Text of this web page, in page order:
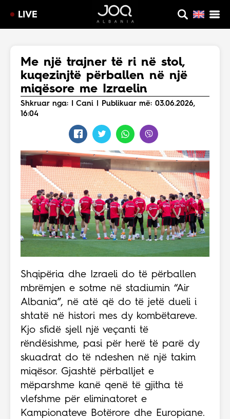
LIVE
Me një trajner të ri në stol,
kuqezinjtë përballen në një
miqësore me Izraelin
Shkruar nga: I Cani | Publikuar më: 03.06.2026,
16:04
Shqipëria dhe Izraeli do të përballen
mbrëmjen e sotme në stadiumin “Air
Albania”, në atë që do të jetë dueli i
shtatë në histori mes dy kombëtareve.
Kjo sfidë sjell një veçanti të
rëndësishme, pasi për herë të parë dy
skuadrat do të ndeshen në një takim
miqësor. Gjashtë përballjet e
mëparshme kanë qenë të gjitha të
vlefshme për eliminatoret e
Kampionateve Botërore dhe Europiane.